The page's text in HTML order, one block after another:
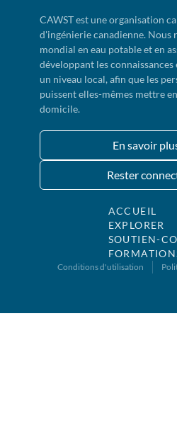
CAWST est une organisation
d'ingénierie canadienne. Nous
mondial en eau potable et en
développant les connaissances
un niveau local, afin que les
puissent elles-mêmes mettre
domicile.
En savoir
Rester
ACCUEIL
EXPLORER
SOUTIEN-
Conditions d'utilisation